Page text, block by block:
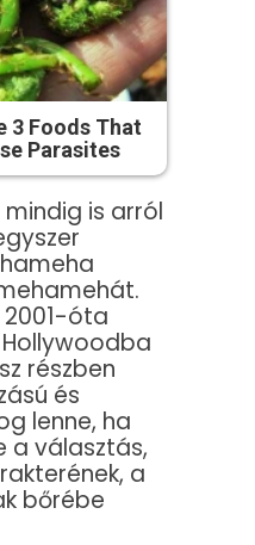
3 Foods That
Parasites
is arról
óta
részben
és
lenne, ha
a választás,
a
bőrébe